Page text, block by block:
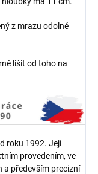
z mrazu odolné
lišit od toho na
roku 1992. Její
provedením, ve
a především precizní